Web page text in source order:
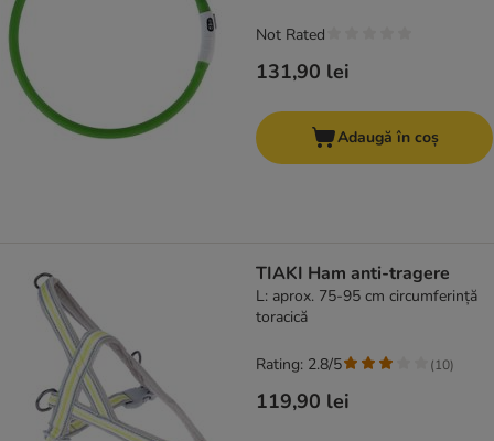
131,90 lei
Not Rated
Adaugă în coș
TIAKI Ham anti-tragere
L: aprox. 75-95 cm circumferință
toracică
119,90 lei
Rating: 2.8/5 (10)